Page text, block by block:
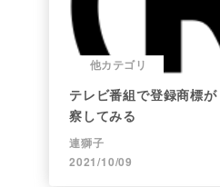
他カテゴリ
テレビ番組で登録商標
察してみる
連獅子
2021/10/09